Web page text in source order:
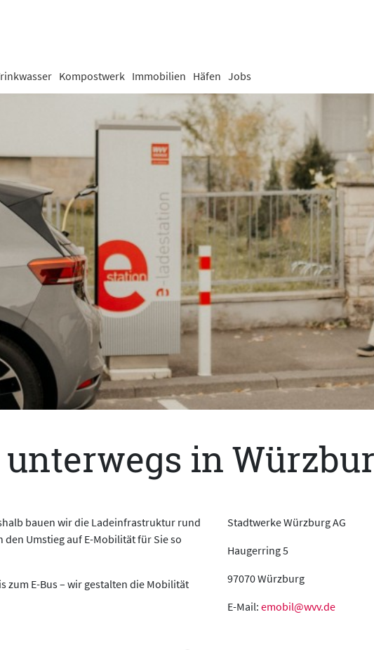
Kompostwerk Immobilien Häfen Jobs
in
bauen wir die Ladeinfrastruktur rund
Umstieg auf E-Mobilität für Sie so
zum E-Bus – wir gestalten die Mobilität
Stadtwerke Würzburg AG
Haugerring 5
97070 Würzburg
E-Mail: emobil@wvv.de